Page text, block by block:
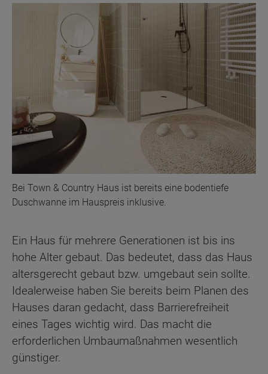
Bei Town & Country Haus ist bereits eine bodentiefe
Duschwanne im Hauspreis inklusive.
Ein Haus für mehrere Generationen ist bis ins
hohe Alter gebaut. Das bedeutet, dass das Haus
altersgerecht gebaut bzw. umgebaut sein sollte.
Idealerweise haben Sie bereits beim Planen des
Hauses daran gedacht, dass Barrierefreiheit
eines Tages wichtig wird. Das macht die
erforderlichen Umbaumaßnahmen wesentlich
günstiger.